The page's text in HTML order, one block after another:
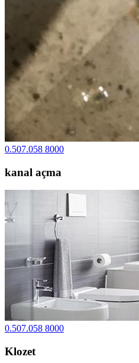
0.507.058 8000
kanal açma
0.507.058 8000
Klozet